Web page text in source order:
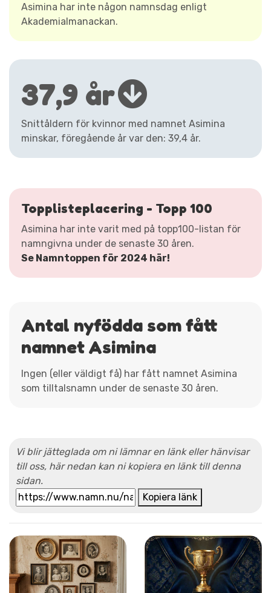
Asimina har inte någon namnsdag enligt
Akademialmanackan.
37,9 år
Snittåldern för kvinnor med namnet Asimina
minskar, föregående år var den: 39,4 år.
Topplisteplacering - Topp 100
Asimina har inte varit med på topp100-listan för
namngivna under de senaste 30 åren.
Se Namntoppen för 2024 här!
Antal nyfödda som fått
namnet Asimina
Ingen (eller väldigt få) har fått namnet Asimina
som tilltalsnamn under de senaste 30 åren.
Vi blir jätteglada om ni lämnar en länk eller hänvisar
till oss, här nedan kan ni kopiera en länk till denna
sidan.
Kopiera länk